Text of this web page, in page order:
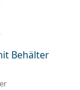
Behälter